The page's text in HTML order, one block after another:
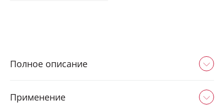
Полное описание
Применение